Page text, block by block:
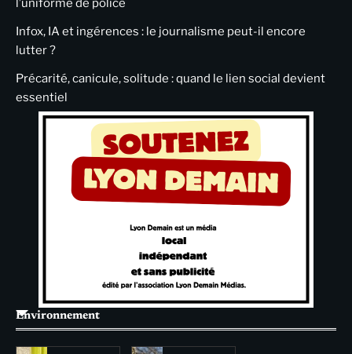
l’uniforme de police
Infox, IA et ingérences : le journalisme peut-il encore
lutter ?
Précarité, canicule, solitude : quand le lien social devient
essentiel
Environnement